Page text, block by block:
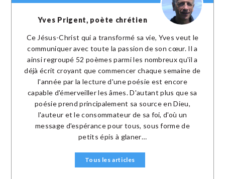
Yves Prigent, poète chrétien
Ce Jésus-Christ qui a transformé sa vie, Yves veut le
communiquer avec toute la passion de son cœur. Il a
ainsi regroupé 52 poèmes parmi les nombreux qu'il a
déjà écrit croyant que commencer chaque semaine de
l'année par la lecture d'une poésie est encore
capable d'émerveiller les âmes. D'autant plus que sa
poésie prend principalement sa source en Dieu,
l'auteur et le consommateur de sa foi, d'où un
message d'espérance pour tous, sous forme de
petits épis à glaner…
Tous les articles